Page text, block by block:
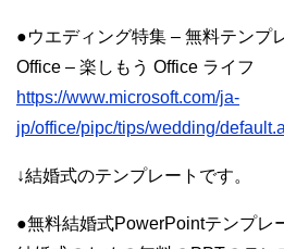
●ウエディング特集 – 無料テンプ
Office – 楽しもう Office ライフ
https://www.microsoft.com/ja-
jp/office/pipc/tips/wedding/
↓結婚式のテンプレートです。
●無料結婚式PowerPointテンプレ